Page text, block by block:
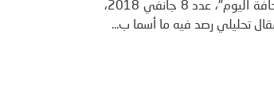
كتب اليوم، في جريدة "الصحافة اليوم"، عدد 8 جانفي 2018،
مقال تحليلي رصد فيه ما أسما ب...